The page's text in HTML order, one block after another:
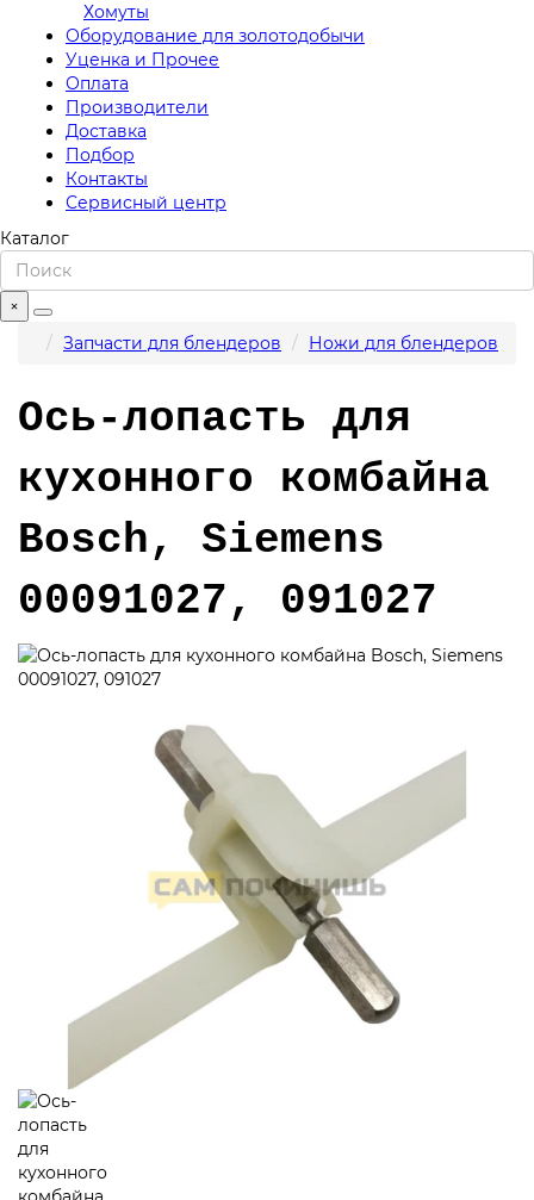
Хомуты
Оборудование для золотодобычи
Уценка и Прочее
Оплата
Производители
Доставка
Подбор
Контакты
Сервисный центр
Каталог
×
Запчасти для блендеров
Ножи для блендеров
Ось-лопасть для
кухонного комбайна
Bosch, Siemens
00091027, 091027